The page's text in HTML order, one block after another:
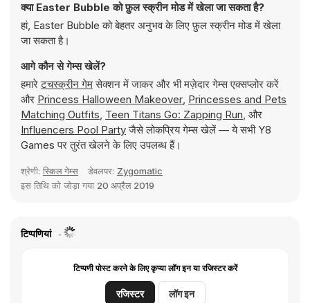
क्या Easter Bubble को फ़ुल स्क्रीन मोड में खेला जा सकता है?
हां, Easter Bubble को बेहतर अनुभव के लिए फ़ुल स्क्रीन मोड में खेला
जा सकता है।
आगे कौन से गेम्स खेलें?
हमारेटचस्क्रीन गेमसेक्शन में जाकर और भी मज़ेदार गेम्स एक्सप्लोर करें
और Princess Halloween Makeover, Princesses and Pets
Matching Outfits, Teen Titans Go: Zapping Run, और
Influencers Pool Partyजैसे लोकप्रिय गेम्स खेलें — ये सभी Y8
Games पर तुरंत खेलने के लिए उपलब्ध हैं।
श्रेणी: स्किल गेम्स डेवलपर: Zygomatic
इस तिथि को जोड़ा गया 20 अप्रैल 2019
टिप्पणियां
टिप्पणी पोस्ट करने के लिए कृप्या लॉग इन या रजिस्टर करें
रजिस्टर लॉग इन